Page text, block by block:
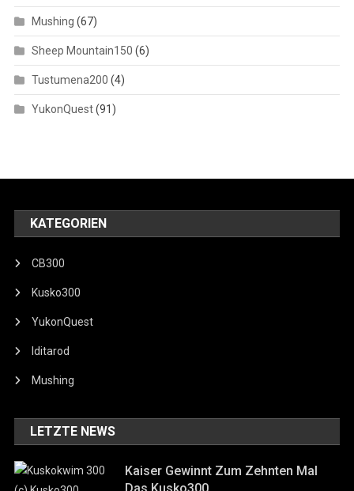
Mushing (67)
Sheep Mountain150 (6)
Tustumena200 (4)
YukonQuest(91)
KATEGORIEN
CB300
Kusko300
YukonQuest
Iditarod
Mushing
LETZTE NEWS
Kaiser Gewinnt Zum Zehnten Mal